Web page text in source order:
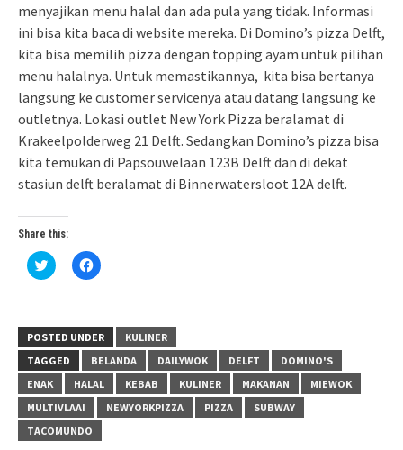
menyajikan menu halal dan ada pula yang tidak. Informasi
ini bisa kita baca di website mereka. Di Domino’s pizza Delft,
kita bisa memilih pizza dengan topping ayam untuk pilihan
menu halalnya. Untuk memastikannya, kita bisa bertanya
langsung ke customer servicenya atau datang langsung ke
outletnya. Lokasi outlet New York Pizza beralamat di
Krakeelpolderweg 21 Delft. Sedangkan Domino’s pizza bisa
kita temukan di Papsouwelaan 123B Delft dan di dekat
stasiun delft beralamat di Binnerwatersloot 12A delft.
Share this:
Click
to
in
new
window)
Click
to
in
new
window)
POSTED UNDER
KULINER
TAGGED
BELANDA DAILYWOK DELFT
DOMINO'S
ENAK
HALAL KEBAB KULINER MAKANAN
MIEWOK
MULTIVLAAI
NEWYORKPIZZA PIZZA
SUBWAY
TACOMUNDO